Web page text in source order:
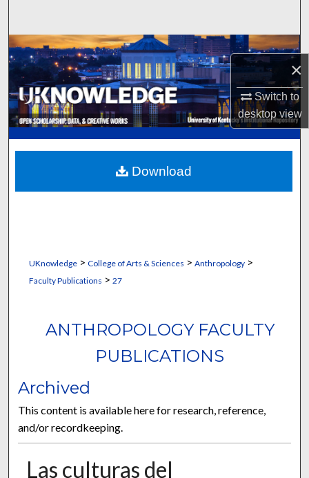
×
Switch to
desktopview
Browse Collections
My Account
About
Digital Commons Network™
UKnowledge> College of Arts & Sciences > Anthropology>
Faculty Publications > 27
ANTHROPOLOGY FACULTY
PUBLICATIONS
Archived
This content is available here for research, reference,
and/or recordkeeping.
Las culturas del
Download